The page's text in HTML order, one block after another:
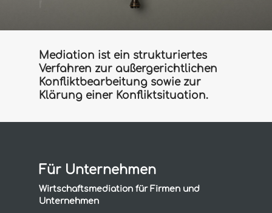
Mediation ist ein strukturiertes
Verfahren zur außergerichtlichen
Konfliktbearbeitung sowie zur
Klärung einer Konfliktsituation.
Für Unternehmen
Wirtschaftsmediation für Firmen und
Unternehmen